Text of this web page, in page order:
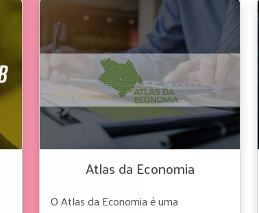
Atlas da Economia
O Atlas da Economia é uma